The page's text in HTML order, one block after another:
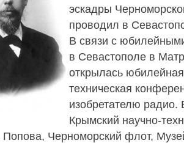
эскадры
проводил в
В связи с
в Севастополе в
открылась
техническая
изобретателю радио.
Крымский научно-
Черноморский флот,